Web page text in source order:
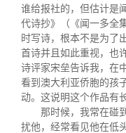
谁给报社的，但估计是
代诗抄》（《闻一多全
时写诗，根本不是为了
首诗并且如此重视，也
诗评家宋垒告诉我，在
看到澳大利亚侨胞的孩
动。这说明这个作品有
那时候，我常在碰
扰他，经常看见他在低